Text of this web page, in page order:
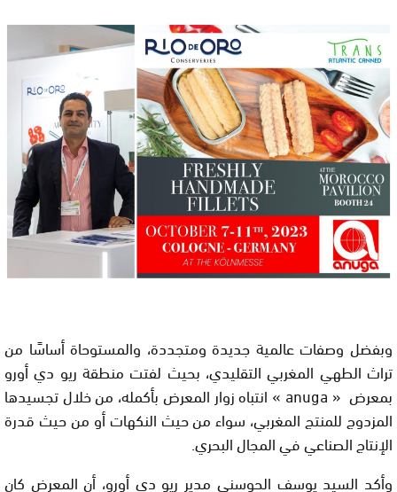
وبفضل وصفات عالمية جديدة ومتجددة، والمستوحاة أساسًا من
تراث الطهي المغربي التقليدي، بحيث لفتت منطقة ريو دي أورو
بمعرض « anuga » انتباه زوار المعرض بأكمله، من خلال تجسيدها
المزدوج للمنتج المغربي، سواء من حيث النكهات أو من حيث قدرة
الإنتاج الصناعي في المجال البحري.
وأكد السيد يوسف الحوسني مدير ريو دي أورو، أن المعرض كان